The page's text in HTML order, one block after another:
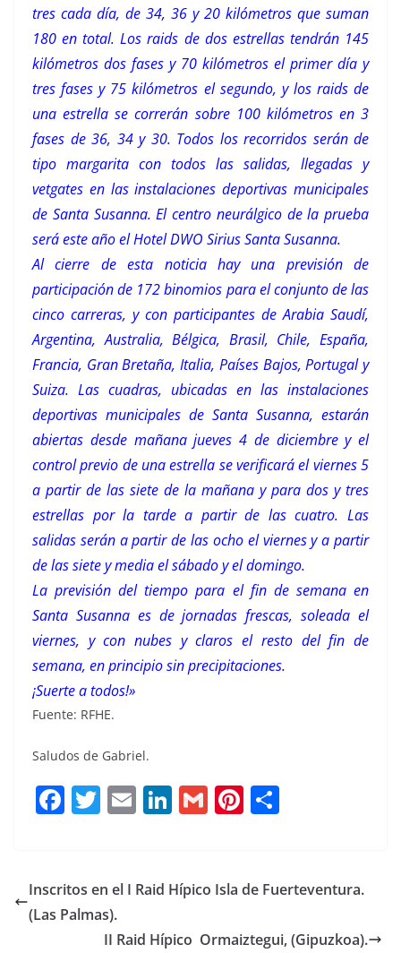
tres cada día, de 34, 36 y 20 kilómetros que suman
180 en total. Los raids de dos estrellas tendrán 145
kilómetros dos fases y 70 kilómetros el primer día y
tres fases y 75 kilómetros el segundo, y los raids de
una estrella se correrán sobre 100 kilómetros en 3
fases de 36, 34 y 30. Todos los recorridos serán de
tipo margarita con todos las salidas, llegadas y
vetgates en las instalaciones deportivas municipales
de Santa Susanna. El centro neurálgico de la prueba
será este año el Hotel DWO Sirius Santa Susanna.
Al cierre de esta noticia hay una previsión de
participación de 172 binomios para el conjunto de las
cinco carreras, y con participantes de Arabia Saudí,
Argentina, Australia, Bélgica, Brasil, Chile, España,
Francia, Gran Bretaña, Italia, Países Bajos, Portugal y
Suiza. Las cuadras, ubicadas en las instalaciones
deportivas municipales de Santa Susanna, estarán
abiertas desde mañana jueves 4 de diciembre y el
control previo de una estrella se verificará el viernes 5
a partir de las siete de la mañana y para dos y tres
estrellas por la tarde a partir de las cuatro. Las
salidas serán a partir de las ocho el viernes y a partir
de las siete y media el sábado y el domingo.
La previsión del tiempo para el fin de semana en
Santa Susanna es de jornadas frescas, soleada el
viernes, y con nubes y claros el resto del fin de
semana, en principio sin precipitaciones.
¡Suerte a todos!»
Fuente: RFHE.
Saludos de Gabriel.
F
e
b
T
te
r
E
l
Li
e
n
G
l
Pi
rep
rt
Inscritos en el I Raid Hípico Isla de Fuerteventura.
(Las Palmas).
II Raid Hípico Ormaiztegui, (Gipuzkoa).